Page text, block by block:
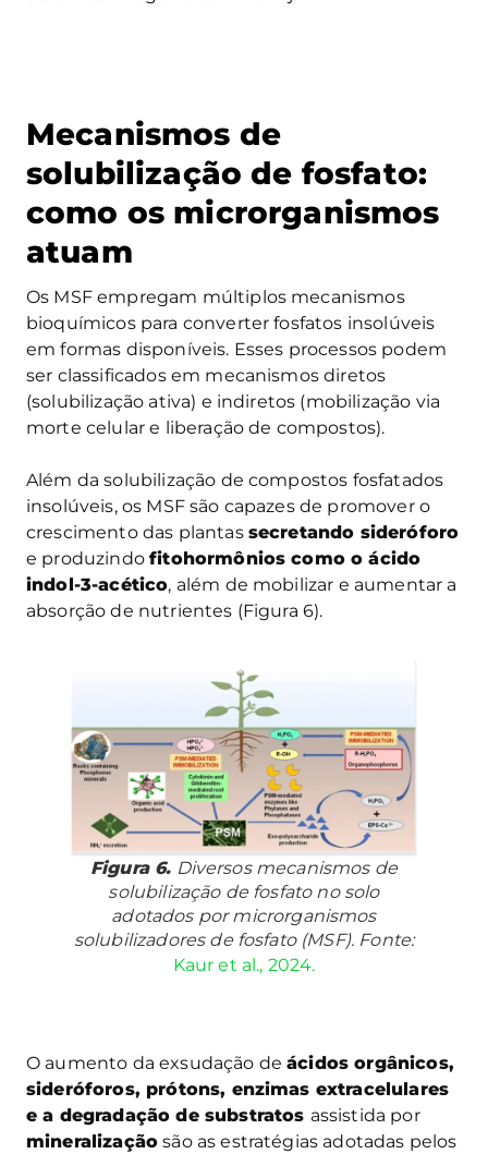
Mecanismos de
solubilização de fosfato:
como os microrganismos
atuam
Os MSF empregam múltiplos mecanismos
bioquímicos para converter fosfatos insolúveis
em formas disponíveis. Esses processos podem
ser classificados em mecanismos diretos
(solubilização ativa) e indiretos (mobilização via
morte celular e liberação de compostos).
Além da solubilização de compostos fosfatados
insolúveis, os MSF são capazes de promover o
crescimento das plantas secretando sideróforo
e produzindofitohormônios como o ácido
indol-3-acético, além de mobilizar e aumentar a
absorção de nutrientes (Figura 6).
Figura 6. Diversos mecanismos de
solubilização de fosfato no solo
adotados por microrganismos
solubilizadores de fosfato (MSF). Fonte:
Kaur et al., 2024.
O aumento da exsudação deácidos orgânicos,
sideróforos, prótons, enzimas extracelulares
e a degradação de substratos assistida por
mineralização são as estratégias adotadas pelos